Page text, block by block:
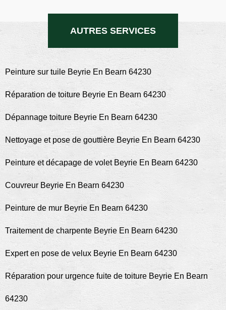
AUTRES SERVICES
Peinture sur tuile Beyrie En Bearn 64230
Réparation de toiture Beyrie En Bearn 64230
Dépannage toiture Beyrie En Bearn 64230
Nettoyage et pose de gouttière Beyrie En Bearn 64230
Peinture et décapage de volet Beyrie En Bearn 64230
Couvreur Beyrie En Bearn 64230
Peinture de mur Beyrie En Bearn 64230
Traitement de charpente Beyrie En Bearn 64230
Expert en pose de velux Beyrie En Bearn 64230
Réparation pour urgence fuite de toiture Beyrie En Bearn
64230